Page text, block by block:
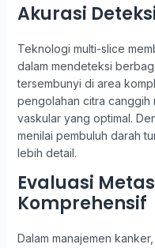
Akurasi
Teknologi multi-slice
dalam mendeteksi
tersembunyi di area
pengolahan citra canggih
vaskular yang optimal.
menilai pembuluh darah
lebih detail.
Evaluasi
Komprehensif
Dalam manajemen